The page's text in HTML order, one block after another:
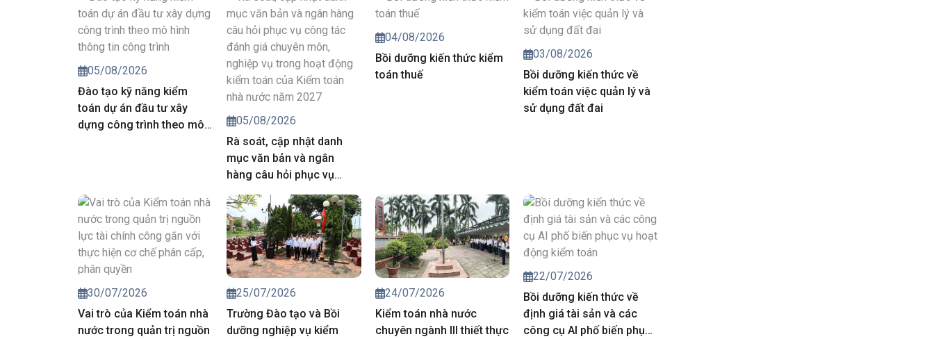
05/08/2026
Đào tạo kỹ năng kiểm
toán dự án đầu tư xây
dựng công trình theo mô
05/08/2026
Rà soát, cập nhật danh
mục văn bản và ngân
hàng câu hỏi phục vụ
công tác đánh giá chuyên
môn, nghiệp vụ trong hoạt
động kiểm toán của Kiểm
toán nhà nước năm 2027
04/08/2026
Bồi dưỡng kiến thức kiểm
toán thuế
03/08/2026
Bồi dưỡng kiến thức về
kiểm toán việc quản lý và
sử dụng đất đai
30/07/2026
Vai trò của Kiểm toán nhà
nước trong quản trị nguồn
25/07/2026
Trường Đào tạo và Bồi
dưỡng nghiệp vụ kiểm
24/07/2026
Kiểm toán nhà nước
chuyên ngành III thiết thực
22/07/2026
Bồi dưỡng kiến thức về
định giá tài sản và các
công cụ AI phố biến phục